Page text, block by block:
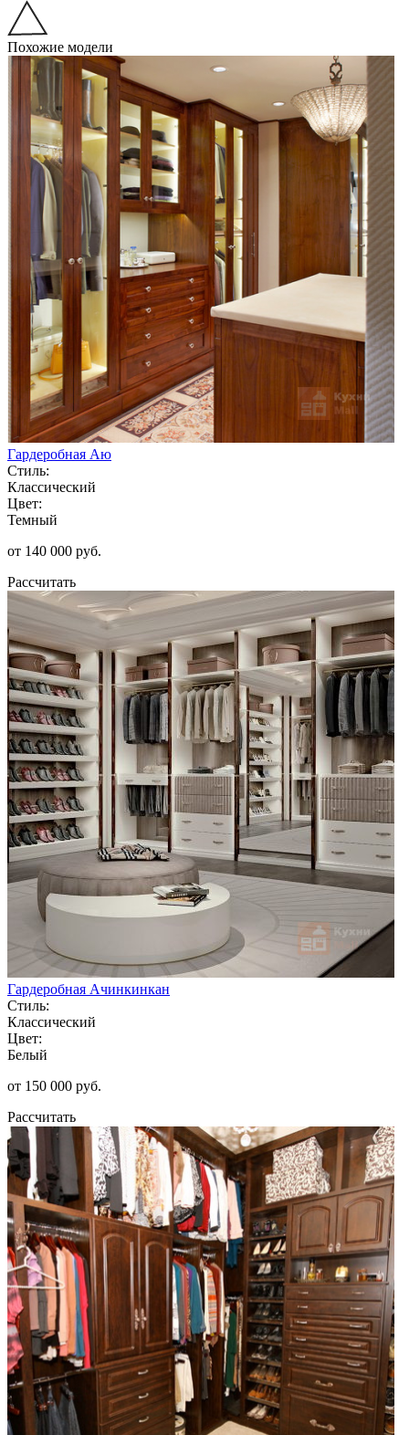
Похожие модели
Гардеробная Аю
Стиль:
Классический
Цвет:
Темный
от 140 000 руб.
Рассчитать
Гардеробная Ачинкинкан
Стиль:
Классический
Цвет:
Белый
от 150 000 руб.
Рассчитать